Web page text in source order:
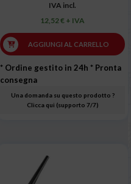
IVA incl.
12,52 € + IVA
AGGIUNGI AL CARRELLO
* Ordine gestito in 24h * Pronta
consegna
Una domanda su questo prodotto ?
Clicca qui (supporto 7/7)